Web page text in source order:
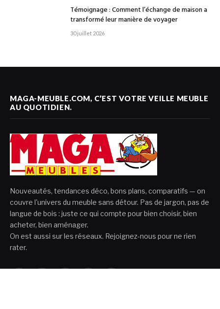
Témoignage : Comment l’échange de maison a
transformé leur manière de voyager
30 juillet 2026
MAGA-MEUBLE.COM, C’EST VOTRE VEILLE MEUBLE
AU QUOTIDIEN.
Nouveautés, tendances déco, bons plans, comparatifs — on
couvre l'univers du meuble sans détour. Pas de jargon, pas de
langue de bois : juste ce qui compte pour bien choisir, bien
acheter, bien aménager.
On est aussi sur les réseaux. Rejoignez-nous pour ne rien
rater.